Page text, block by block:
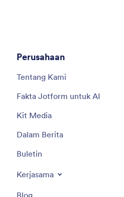
Perusahaan
Tentang Kami
Fakta Jotform untuk AI
Kit Media
Dalam Berita
Buletin
Kerjasama